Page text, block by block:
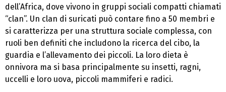
dell’Africa, dove vivono in gruppi sociali compatti chiamati
“clan”. Un clan di suricati può contare fino a 50 membri e
si caratterizza per una struttura sociale complessa, con
ruoli ben definiti che includono la ricerca del cibo, la
guardia e l’allevamento dei piccoli. La loro dieta è
onnivora ma si basa principalmente su insetti, ragni,
uccelli e loro uova, piccoli mammiferi e radici.